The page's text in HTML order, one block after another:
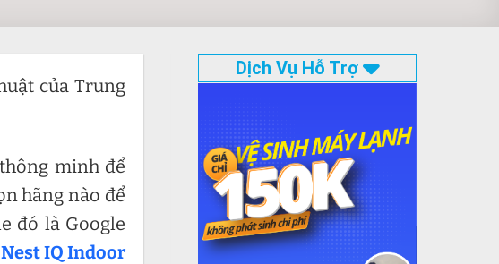
của Trung
minh để
hãng nào để
đó là Google
IQ Indoor
Dịch Vụ Hỗ Trợ